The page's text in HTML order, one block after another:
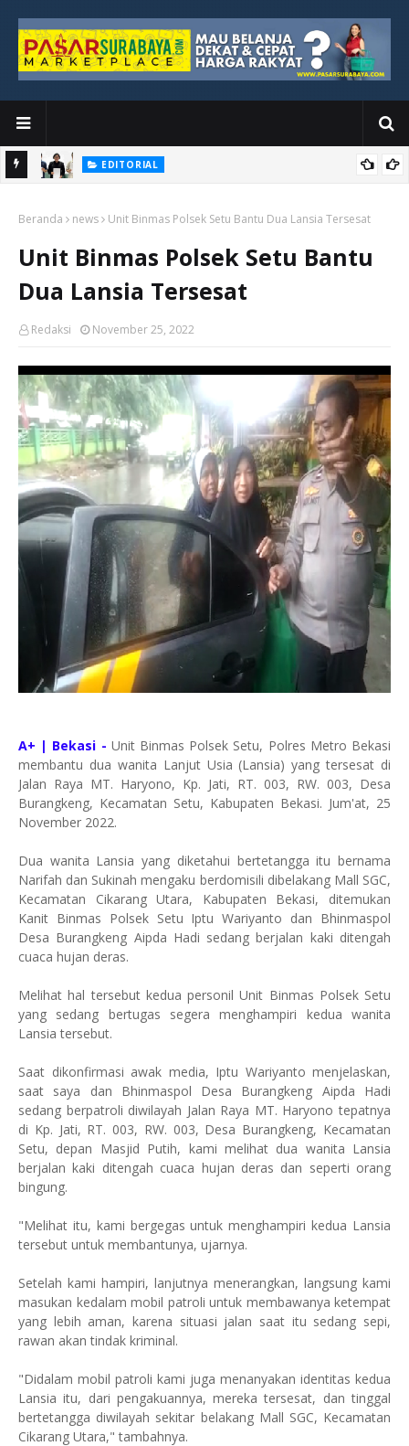
EDITORIAL
Beranda news Unit Binmas Polsek Setu Bantu Dua Lansia Tersesat
Unit Binmas Polsek Setu Bantu
Dua Lansia Tersesat
Redaksi November 25, 2022
A+ | Bekasi - Unit Binmas Polsek Setu, Polres Metro Bekasi
membantu dua wanita Lanjut Usia (Lansia) yang tersesat di
Jalan Raya MT. Haryono, Kp. Jati, RT. 003, RW. 003, Desa
Burangkeng, Kecamatan Setu, Kabupaten Bekasi. Jum'at, 25
November 2022.
Dua wanita Lansia yang diketahui bertetangga itu bernama
Narifah dan Sukinah mengaku berdomisili dibelakang Mall SGC,
Kecamatan Cikarang Utara, Kabupaten Bekasi, ditemukan
Kanit Binmas Polsek Setu Iptu Wariyanto dan Bhinmaspol
Desa Burangkeng Aipda Hadi sedang berjalan kaki ditengah
cuaca hujan deras.
Melihat hal tersebut kedua personil Unit Binmas Polsek Setu
yang sedang bertugas segera menghampiri kedua wanita
Lansia tersebut.
Saat dikonfirmasi awak media, Iptu Wariyanto menjelaskan,
saat saya dan Bhinmaspol Desa Burangkeng Aipda Hadi
sedang berpatroli diwilayah Jalan Raya MT. Haryono tepatnya
di Kp. Jati, RT. 003, RW. 003, Desa Burangkeng, Kecamatan
Setu, depan Masjid Putih, kami melihat dua wanita Lansia
berjalan kaki ditengah cuaca hujan deras dan seperti orang
bingung.
"Melihat itu, kami bergegas untuk menghampiri kedua Lansia
tersebut untuk membantunya, ujarnya.
Setelah kami hampiri, lanjutnya menerangkan, langsung kami
masukan kedalam mobil patroli untuk membawanya ketempat
yang lebih aman, karena situasi jalan saat itu sedang sepi,
rawan akan tindak kriminal.
"Didalam mobil patroli kami juga menanyakan identitas kedua
Lansia itu, dari pengakuannya, mereka tersesat, dan tinggal
bertetangga diwilayah sekitar belakang Mall SGC, Kecamatan
Cikarang Utara," tambahnya.